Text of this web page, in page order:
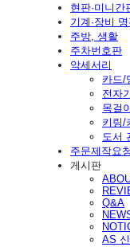
현판·미니간
기계·장비
주방, 생활
주차번호판
악세서리
카드/
전자
목걸
키링/
도서
주문제작요청
게시판
Q&A
AS